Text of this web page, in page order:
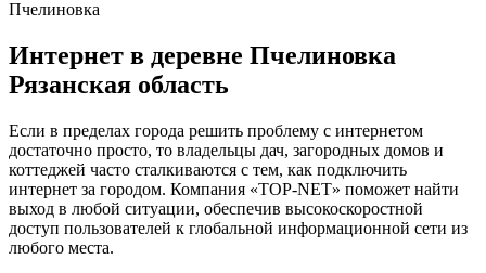
Пчелиновка
Интернет в деревне Пчелиновка
Рязанская область
Если в пределах города решить проблему с интернетом
достаточно просто, то владельцы дач, загородных домов и
коттеджей часто сталкиваются с тем, как подключить
интернет за городом. Компания «TOP-NET» поможет найти
выход в любой ситуации, обеспечив высокоскоростной
доступ пользователей к глобальной информационной сети из
любого места.